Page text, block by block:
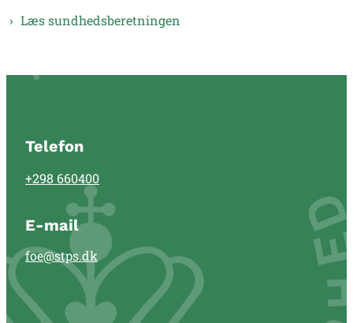
Læs sundhedsberetningen
Telefon
+298 660400
E-mail
foe@stps.dk